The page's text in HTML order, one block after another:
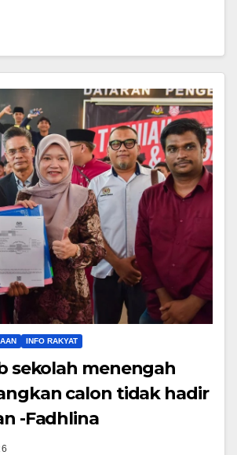
INFO RAKYAT
sekolah menengah
calon tidak hadir
-Fadhlina